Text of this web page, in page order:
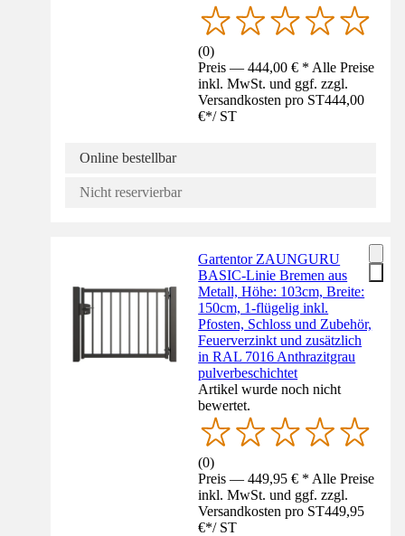
(0)
Preis — 444,00 € * Alle Preise
inkl. MwSt. und ggf. zzgl.
Versandkosten pro ST444,00
€*/ ST
Online bestellbar
Nicht reservierbar
Gartentor ZAUNGURU
BASIC-Linie Bremen aus
Metall, Höhe: 103cm, Breite:
150cm, 1-flügelig inkl.
Pfosten, Schloss und Zubehör,
Feuerverzinkt und zusätzlich
in RAL 7016 Anthrazitgrau
pulverbeschichtet
Artikel wurde noch nicht
bewertet.
(0)
Preis — 449,95 € * Alle Preise
inkl. MwSt. und ggf. zzgl.
Versandkosten pro ST449,95
€*/ ST